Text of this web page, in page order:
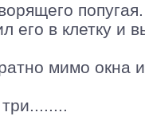
попугая.
его в клетку и
мимо окна